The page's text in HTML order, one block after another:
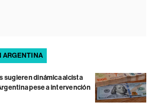
ARGENTINA
sugieren dinámica alcista
pese a intervención